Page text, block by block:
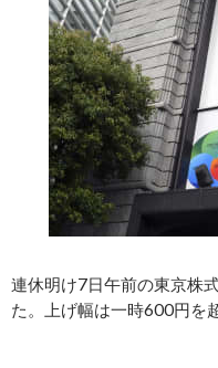
連休明け7日午前の東京株
た。上げ幅は一時600円を